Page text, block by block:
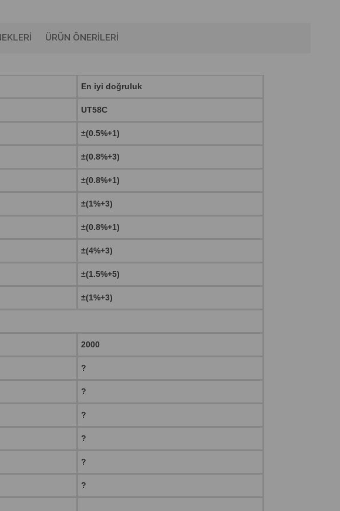
ÜRÜN ÖNERILERI
En iyi doğruluk
UT58C
±(0.5%+1)
±(0.8%+3)
±(0.8%+1)
±(1%+3)
±(0.8%+1)
±(4%+3)
±(1.5%+5)
±(1%+3)
2000
?
?
?
?
?
?